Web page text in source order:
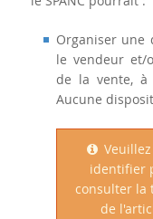
Organiser une
le vendeur et/
de la vente, à
Aucune
identifier
consulter la
de